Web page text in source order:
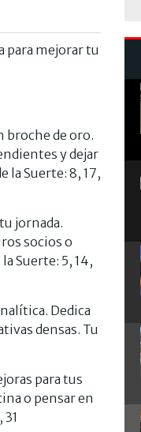
para mejorar tu
broche de oro.
y dejar
la Suerte: 8, 17,
jornada.
socios o
Suerte: 5, 14,
Dedica
densas. Tu
para tus
o pensar en